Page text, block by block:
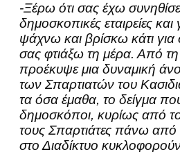
-Ξέρω ότι σας έχω
δημοσκοπικές εταιρείες και
ψάχνω και βρίσκω κάτι
σας φτιάξω τη μέρα. Από τη
προέκυψε μια δυναμική
των Σπαρτιατών του
τα όσα έμαθα, το δείγμα
δημοσκόποι, κυρίως από
τους Σπαρτιάτες πάνω από
στο Διαδίκτυο κυκλοφορούν